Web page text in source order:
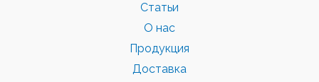
Статьи
О нас
Продукция
Доставка